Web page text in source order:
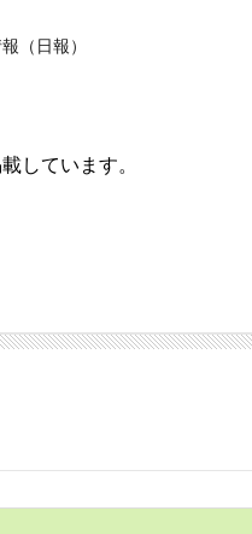
（日報）
しています。